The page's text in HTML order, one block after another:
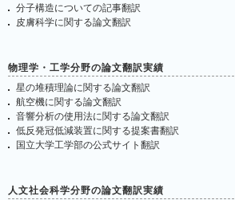
分子構造についての記事翻訳
皮膚科学に関する論文翻訳
物理学・工学分野の論文翻訳実績
星の堆積理論に関する論文翻訳
航空機に関する論文翻訳
音響分析の使用法に関する論文翻訳
低反発冠低減装置に関する提案書翻訳
国立大学工学部の公式サイト翻訳
人文社会科学分野の論文翻訳実績